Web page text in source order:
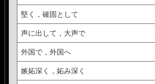
堅く，確固として
声に出して，大声で
外国で，外国へ
嫉妬深く，妬み深く